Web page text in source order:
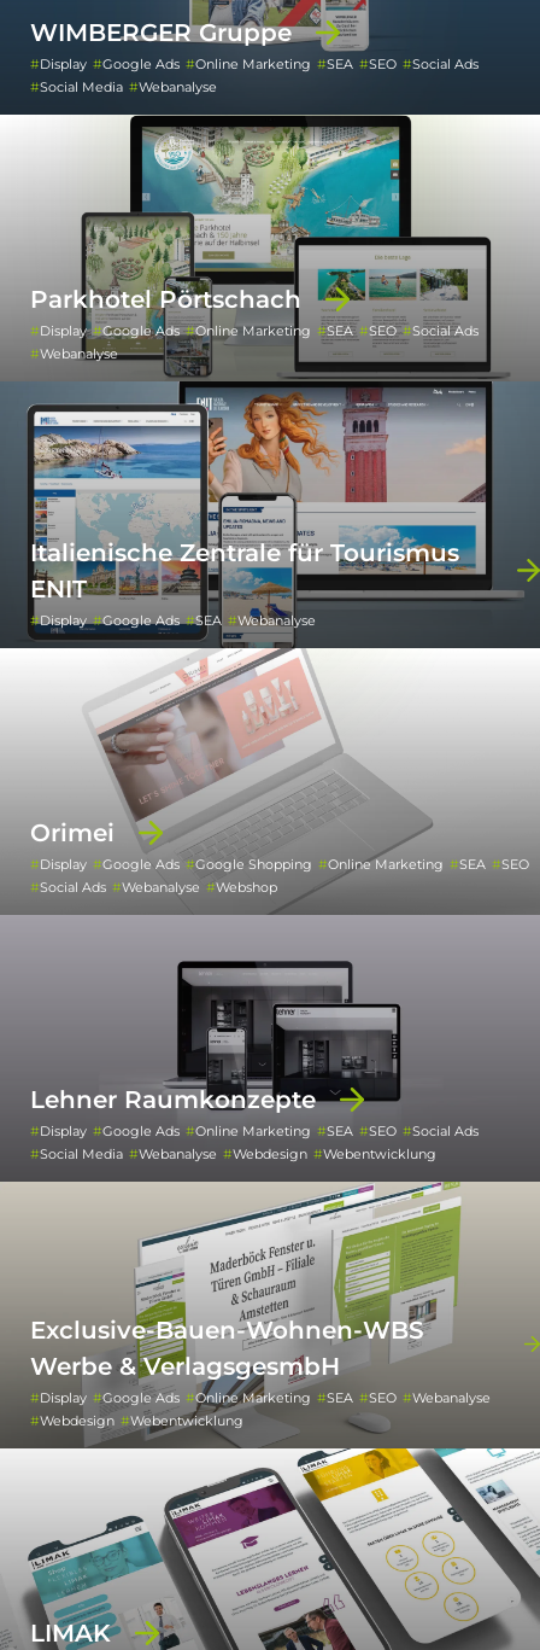
WIMBERGER Gruppe
Display Google Ads Online Marketing SEA SEO
Social Ads
Social Media
Webanalyse
Parkhotel Pörtschach
Display Google Ads Online Marketing SEA SEO
Social Ads
Webanalyse
Italienische Zentrale für Tourismus
ENIT
Display Google Ads SEA Webanalyse
Orimei
Display Google Ads Google Shopping Online Marketing SEA
SEO
Social Ads
Webanalyse Webshop
Lehner Raumkonzepte
Display Google Ads Online Marketing SEA SEO
Social Ads
Social Media
Webanalyse Webdesign Webentwicklung
Exclusive-Bauen-Wohnen-WBS
Werbe & VerlagsgesmbH
Display Google Ads Online Marketing SEA SEO
Webanalyse
Webdesign
Webentwicklung
LIMAK